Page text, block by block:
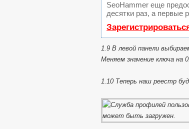
SeoHammer еще
десятки раз, а первые
1.9 В левой панели
Меняем значение ключа на
1.10 Теперь наш реестр